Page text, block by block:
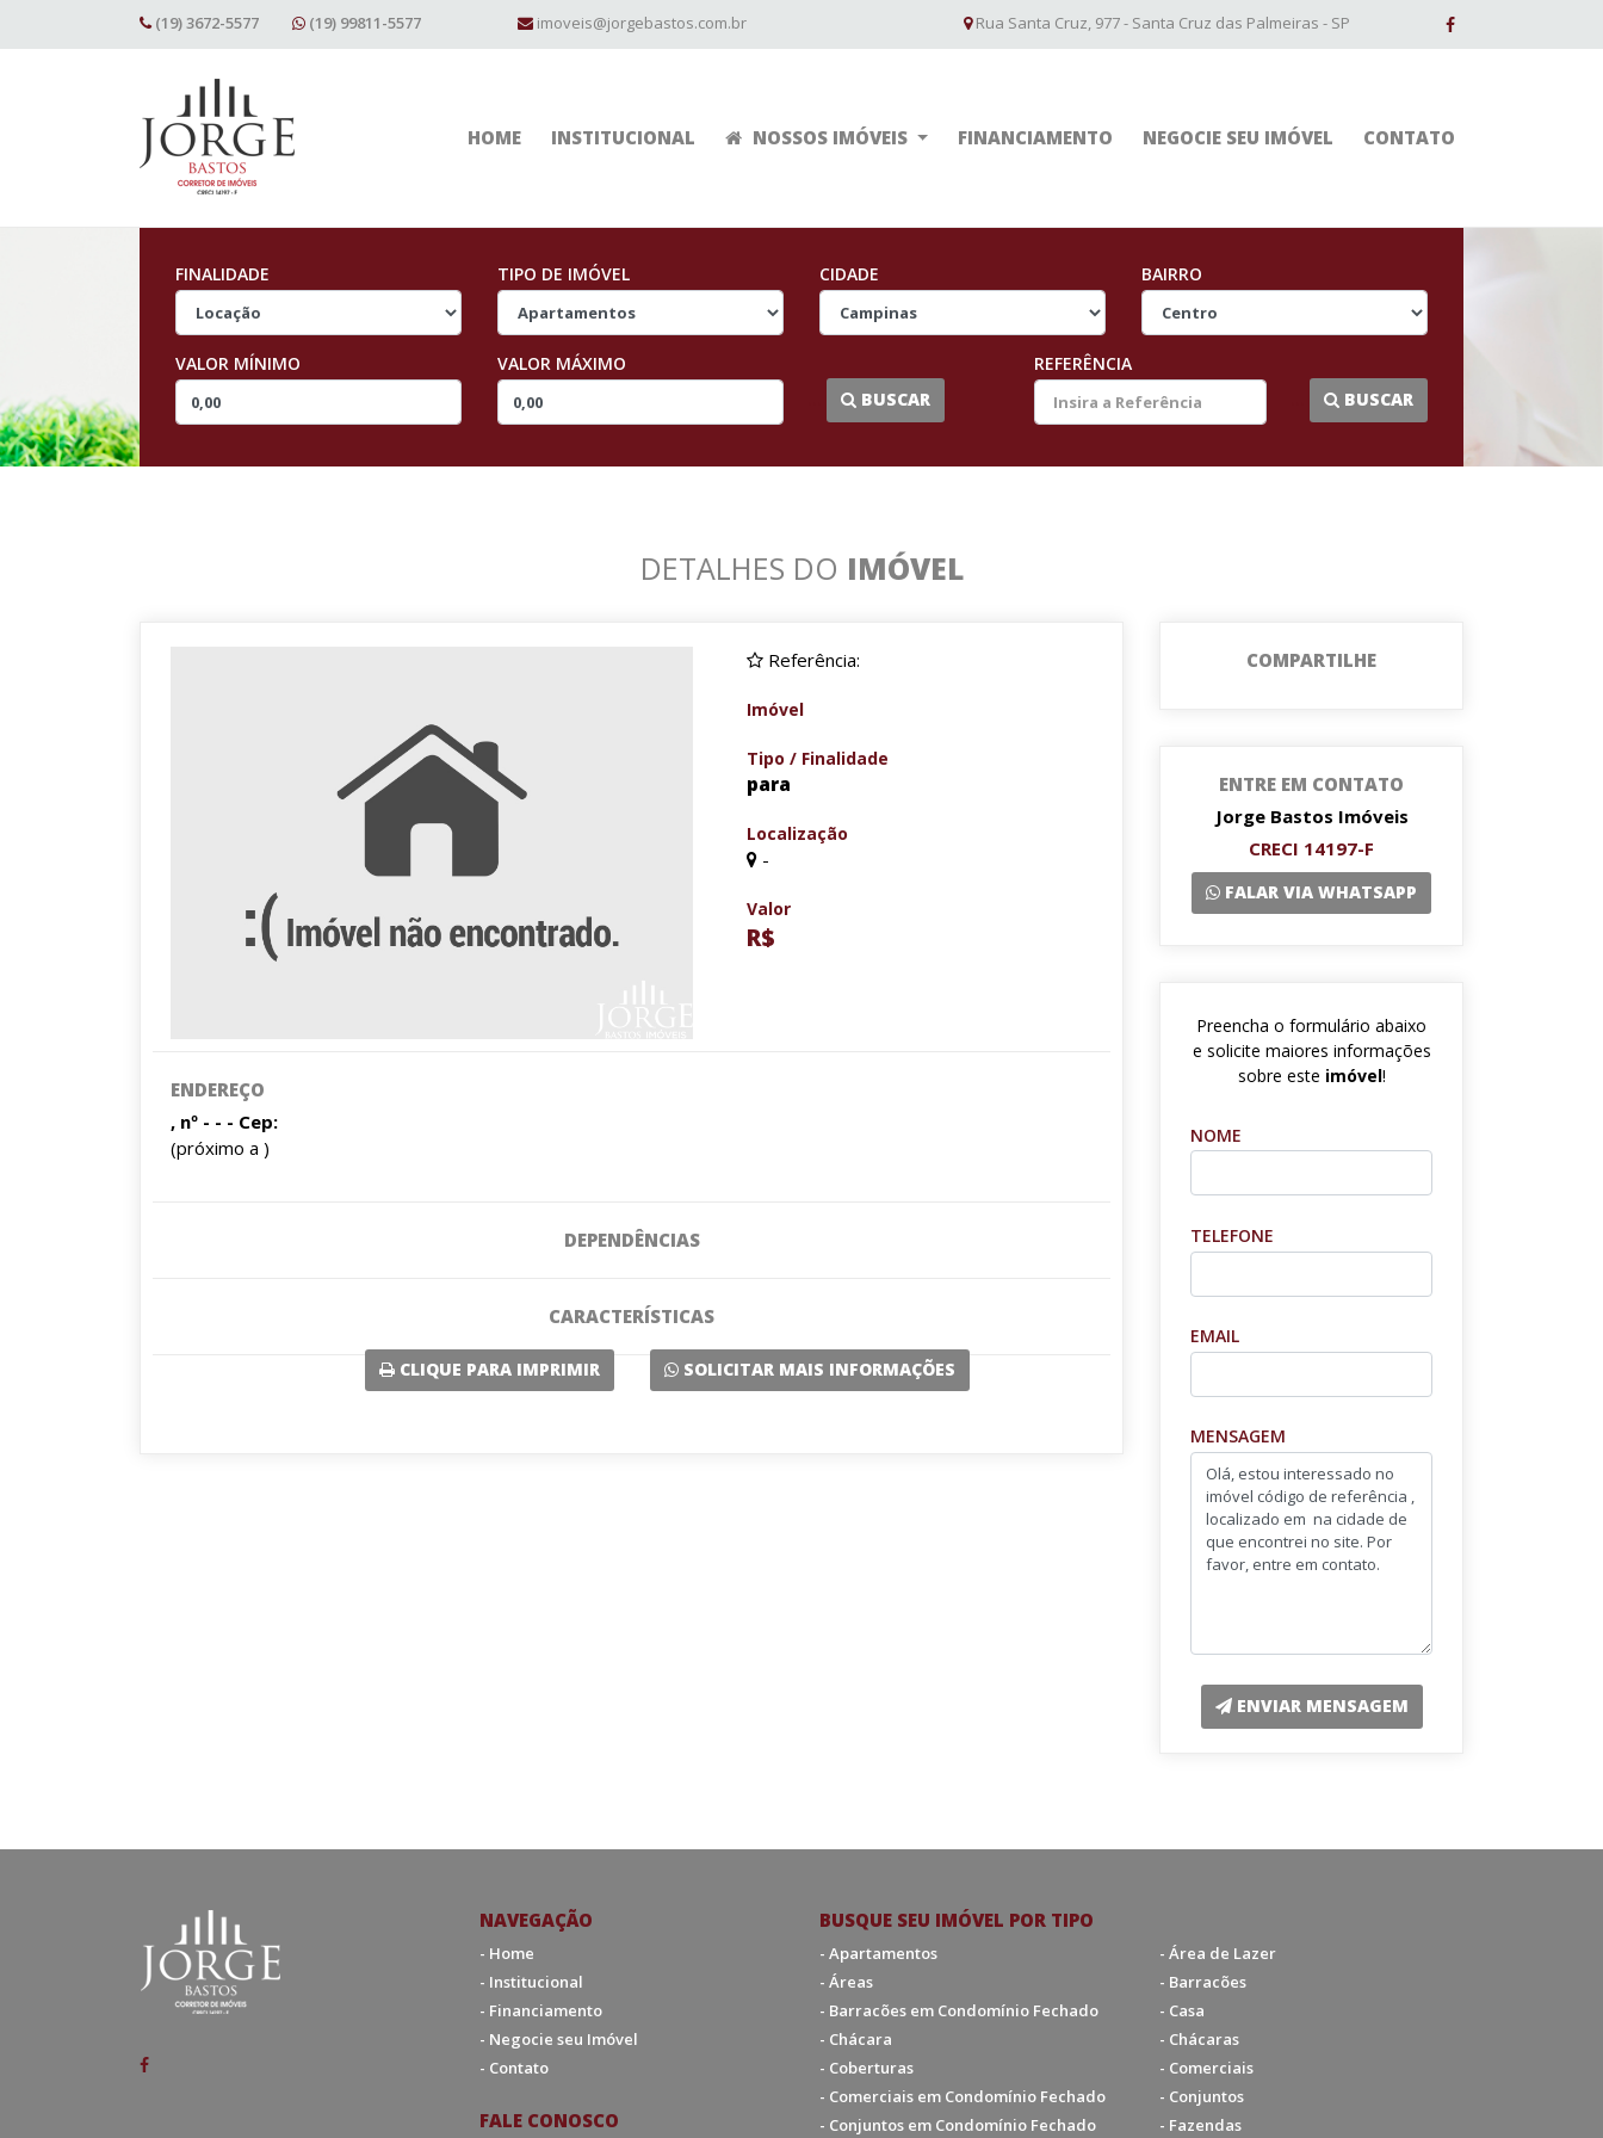
(19) 3672-5577 (19) 99811-5577 imoveis@jorgebastos.com.br Rua Santa Cruz, 977 - Santa Cruz das Palmeiras - SP
HOME INSTITUCIONAL NOSSOS IMÓVEIS FINANCIAMENTO NEGOCIE SEU IMÓVEL CONTATO
FINALIDADE TIPO DE IMÓVEL CIDADE BAIRRO
VALOR MÍNIMO
VALOR MÁXIMO
BUSCAR
REFERÊNCIA
BUSCAR
DETALHES DO IMÓVEL
Referência:
Imóvel
Tipo / Finalidade
para
Localização
-
Valor
R$
ENDEREÇO
, nº - - - Cep:
(próximo a )
DEPENDÊNCIAS
CARACTERÍSTICAS
CLIQUE PARA IMPRIMIR SOLICITAR MAIS INFORMAÇÕES
COMPARTILHE
ENTRE EM CONTATO
Jorge Bastos Imóveis
CRECI 14197-F
FALAR VIA WHATSAPP
Preencha o formulário abaixo
e solicite maiores informações
sobre este imóvel!
NOME
TELEFONE
EMAIL
MENSAGEM
ENVIAR MENSAGEM
NAVEGAÇÃO
- Home
- Institucional
- Financiamento
- Negocie seu Imóvel
- Contato
FALE CONOSCO
BUSQUE SEU IMÓVEL POR TIPO
- Apartamentos
- Área de Lazer
- Áreas
- Barracões
- Barracões em Condomínio Fechado
- Casa
- Chácara
- Chácaras
- Coberturas
- Comerciais
- Comerciais em Condomínio Fechado
- Conjuntos
- Conjuntos em Condomínio Fechado
- Fazendas